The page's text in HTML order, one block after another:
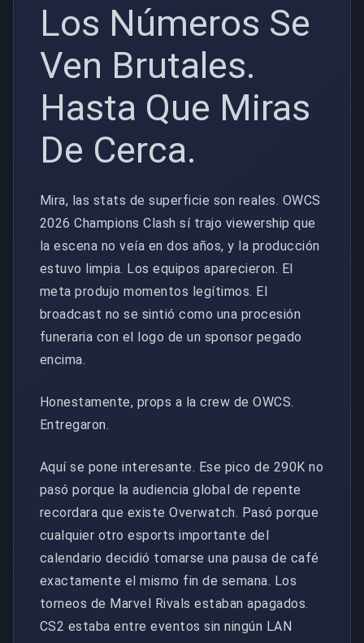
Los Números Se
Ven Brutales.
Hasta Que Miras
De Cerca.
Mira, las stats de superficie son reales. OWCS
2026 Champions Clash sí trajo viewership que
la escena no veía en dos años, y la producción
estuvo limpia. Los equipos aparecieron. El
meta produjo momentos legítimos. El
broadcast no se sintió como una procesión
funeraria con el logo de un sponsor pegado
encima.
Honestamente, props a la crew de OWCS.
Entregaron.
Aquí se pone interesante. Ese pico de 290K no
pasó porque la audiencia global de repente
recordara que existe Overwatch. Pasó porque
cualquier otro esports importante del
calendario decidió tomarse una pausa de café
exactamente el mismo fin de semana. Los
torneos de Marvel Rivals estaban apagados.
CS2 estaba entre eventos sin ningún LAN